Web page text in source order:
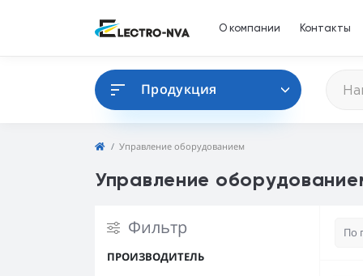
О компании Контакты
Продукция
Управление оборудованием
Управление
Фильтр
ПРОИЗВОДИТЕЛЬ